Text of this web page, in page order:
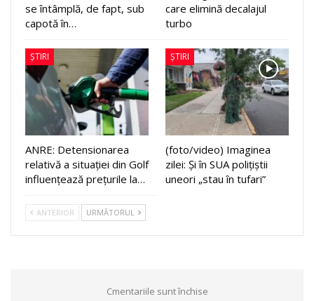
se întâmplă, de fapt, sub
capotă în…
care elimină decalajul
turbo
ȘTIRI
ANRE: Detensionarea
relativă a situației din Golf
influențează prețurile la…
ȘTIRI
(foto/video) Imaginea
zilei: Și în SUA polițiștii
uneori „stau în tufari”
ANTERIOR URMĂTORUL
Cmentariile sunt închise